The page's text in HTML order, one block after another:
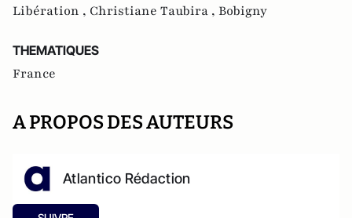
Libération , Christiane Taubira , Bobigny
THEMATIQUES
France
A PROPOS DES AUTEURS
Atlantico Rédaction